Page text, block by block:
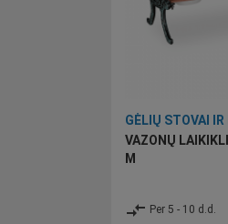
GĖLIŲ STOVAI
VAZONŲ
M
compare_arrows Per 5 - 10 d.d.